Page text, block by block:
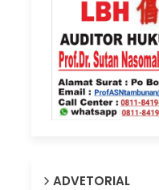
ADVETORIAL